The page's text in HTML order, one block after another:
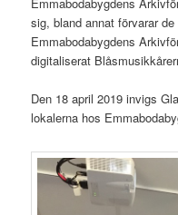
sig, bland annat förvarar
Emmabodabygdens
digitaliserat
Den 18 april 2019 invigs
lokalerna hos